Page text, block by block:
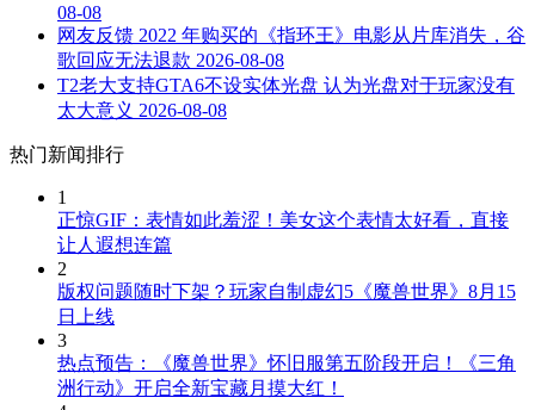
08-08
网友反馈 2022 年购买的《指环王》电影从片库消失，谷
歌回应无法退款 2026-08-08
T2老大支持GTA6不设实体光盘 认为光盘对于玩家没有
太大意义 2026-08-08
热门新闻排行
1
正惊GIF：表情如此羞涩！美女这个表情太好看，直接
让人遐想连篇
2
版权问题随时下架？玩家自制虚幻5《魔兽世界》8月15
日上线
3
热点预告：《魔兽世界》怀旧服第五阶段开启！《三角
洲行动》开启全新宝藏月摸大红！